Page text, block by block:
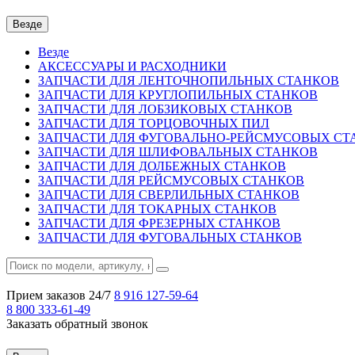
Везде
Везде
АКСЕССУАРЫ И РАСХОДНИКИ
ЗАПЧАСТИ ДЛЯ ЛЕНТОЧНОПИЛЬНЫХ СТАНКОВ
ЗАПЧАСТИ ДЛЯ КРУГЛОПИЛЬНЫХ СТАНКОВ
ЗАПЧАСТИ ДЛЯ ЛОБЗИКОВЫХ СТАНКОВ
ЗАПЧАСТИ ДЛЯ ТОРЦОВОЧНЫХ ПИЛ
ЗАПЧАСТИ ДЛЯ ФУГОВАЛЬНО-РЕЙСМУСОВЫХ
ЗАПЧАСТИ ДЛЯ ШЛИФОВАЛЬНЫХ СТАНКОВ
ЗАПЧАСТИ ДЛЯ ДОЛБЕЖНЫХ СТАНКОВ
ЗАПЧАСТИ ДЛЯ РЕЙСМУСОВЫХ СТАНКОВ
ЗАПЧАСТИ ДЛЯ СВЕРЛИЛЬНЫХ СТАНКОВ
ЗАПЧАСТИ ДЛЯ ТОКАРНЫХ СТАНКОВ
ЗАПЧАСТИ ДЛЯ ФРЕЗЕРНЫХ СТАНКОВ
ЗАПЧАСТИ ДЛЯ ФУГОВАЛЬНЫХ СТАНКОВ
Прием заказов 24/7 8 916 127-59-64
8 800 333-61-49
Заказать обратный звонок